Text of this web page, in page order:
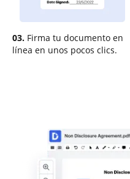
03. Firma tu documento en
línea en unos pocos clics.